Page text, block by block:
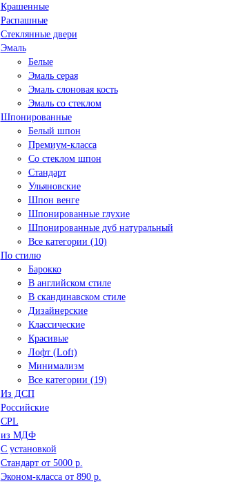
Крашенные
Распашные
Стеклянные двери
Эмаль
Белые
Эмаль серая
Эмаль слоновая кость
Эмаль со стеклом
Шпонированные
Белый шпон
Премиум-класса
Со стеклом шпон
Стандарт
Ульяновские
Шпон венге
Шпонированные глухие
Шпонированные дуб натуральный
Все категории (10)
По стилю
Барокко
В английском стиле
В скандинавском стиле
Дизайнерские
Классические
Красивые
Лофт (Loft)
Минимализм
Все категории (19)
Из ДСП
Российские
CPL
из МДФ
С установкой
Стандарт от 5000 р.
Эконом-класса от 890 р.